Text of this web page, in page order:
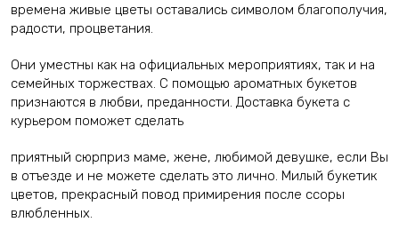
времена живые цветы оставались символом благополучия,
радости, процветания.
Они уместны как на официальных мероприятиях, так и на
семейных торжествах. С помощью ароматных букетов
признаются в любви, преданности. Доставка букета с
курьером поможет сделать
приятный сюрприз маме, жене, любимой девушке, если Вы
в отъезде и не можете сделать это лично. Милый букетик
цветов, прекрасный повод примирения после ссоры
влюбленных.